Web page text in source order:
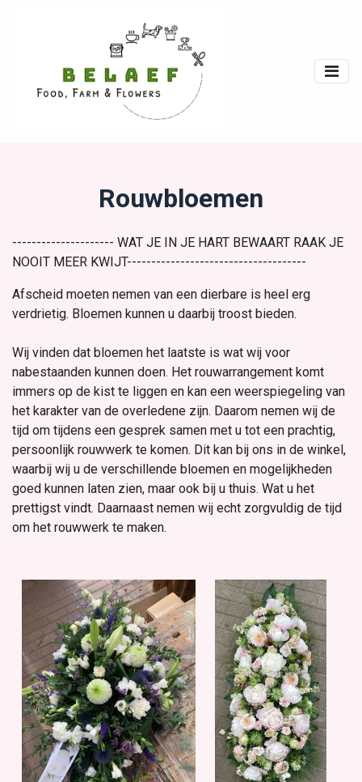
Rouwbloemen
--------------------- WAT JE IN JE HART BEWAART RAAK JE
NOOIT MEER KWIJT-------------------------------------
Afscheid moeten nemen van een dierbare is heel erg
verdrietig. Bloemen kunnen u daarbij troost bieden.
Wij vinden dat bloemen het laatste is wat wij voor
nabestaanden kunnen doen. Het rouwarrangement komt
immers op de kist te liggen en kan een weerspiegeling van
het karakter van de overledene zijn. Daarom nemen wij de
tijd om tijdens een gesprek samen met u tot een prachtig,
persoonlijk rouwwerk te komen. Dit kan bij ons in de winkel,
waarbij wij u de verschillende bloemen en mogelijkheden
goed kunnen laten zien, maar ook bij u thuis. Wat u het
prettigst vindt. Daarnaast nemen wij echt zorgvuldig de tijd
om het rouwwerk te maken.